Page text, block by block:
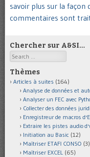
savoir plus sur la façon
commentaires sont
Chercher sur A&SI…
Search
Thèmes
Articles à suites (164)
Analyse de données et
Analyser un FEC avec
Collecter des données
Enregistreur de macros
Extraire les pistes audio
Initiation au Basic (12)
Maîtriser ETAFI CONSO (3)
Maîtriser EXCEL (65)